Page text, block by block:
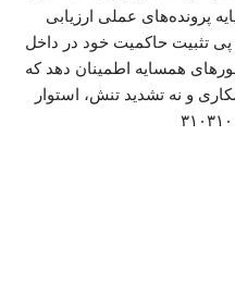
پرونده‌های عملی ارزیابی
تثبیت حاکمیت خود در داخل
همسایه اطمینان دهد که
و نه تشدید تنش، استوار